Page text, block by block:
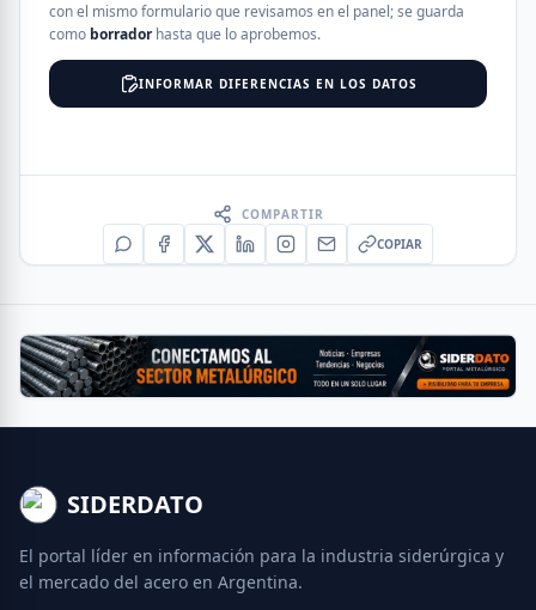
con el mismo formulario que revisamos en el panel; se guarda
como borradorhasta que lo aprobemos.
INFORMAR DIFERENCIAS EN LOS DATOS
COMPARTIR
COPIAR
SIDERDATO
El portal líder en información para la industria siderúrgica y
el mercado del acero en Argentina.